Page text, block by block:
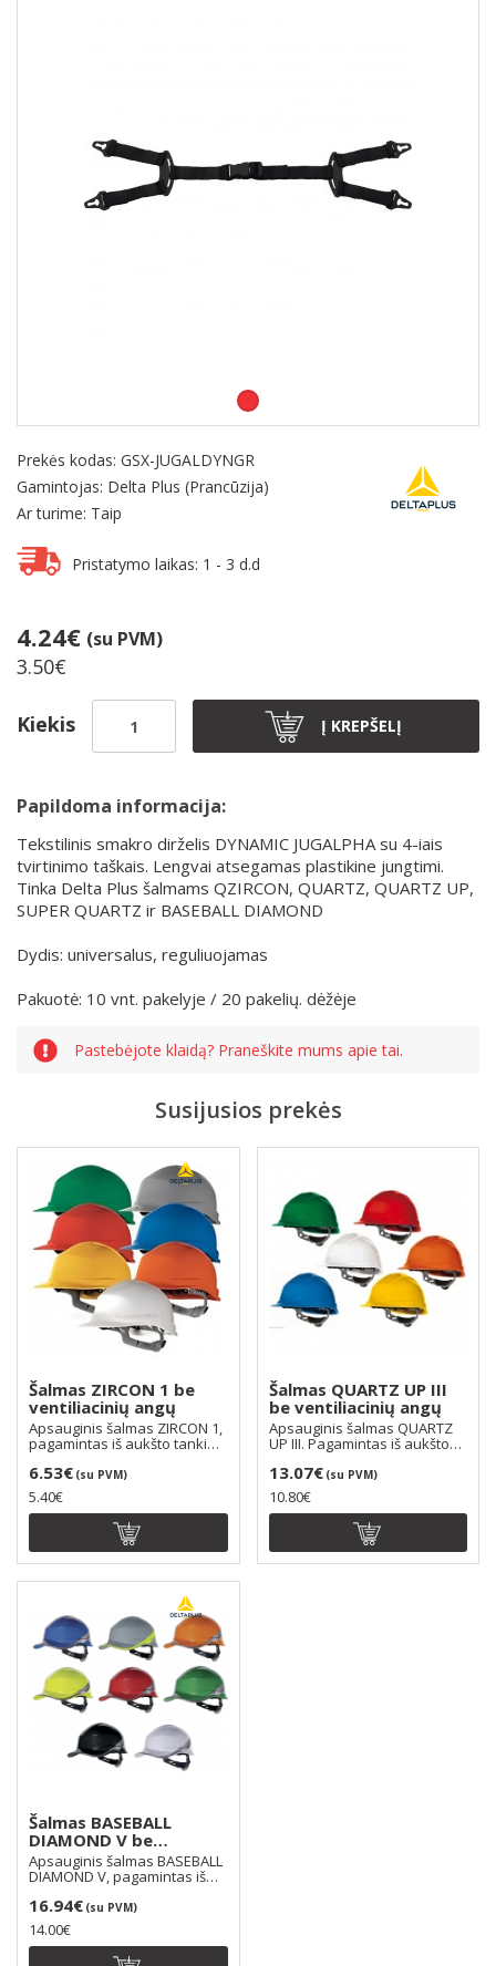
Prekės kodas: GSX-JUGALDYNGR
Gamintojas: Delta Plus (Prancūzija)
Ar turime: Taip
Pristatymo laikas: 1 - 3 d.d
4.24€ (su PVM)
3.50€
Kiekis Į KREPŠELĮ
Papildoma informacija:
Tekstilinis smakro dirželis DYNAMIC JUGALPHA su 4-iais
tvirtinimo taškais. Lengvai atsegamas plastikine jungtimi.
Tinka Delta Plus šalmams QZIRCON, QUARTZ, QUARTZ UP,
SUPER QUARTZ ir BASEBALL DIAMOND
Dydis: universalus, reguliuojamas
Pakuotė: 10 vnt. pakelyje / 20 pakelių. dėžėje
Pastebėjote klaidą? Praneškite mums apie tai.
Susijusios prekės
Šalmas ZIRCON 1 be
ventiliacinių angų
Apsauginis šalmas ZIRCON 1,
pagamintas iš aukšto tankio
polietileno, v..
6.53€ (su PVM)
5.40€
Šalmas QUARTZ UP III
be ventiliacinių angų
Apsauginis šalmas QUARTZ
UP III. Pagamintas iš aukšto
tankio polipropi..
13.07€ (su PVM)
10.80€
Šalmas BASEBALL
DIAMOND V be
ventiliacinių angų
Apsauginis šalmas BASEBALL
DIAMOND V, pagamintas iš
16.94€ (su PVM)
14.00€